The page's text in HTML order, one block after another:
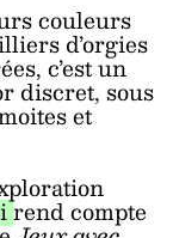
couleurs
d’orgies
c’est un
discret, sous
et
rend compte